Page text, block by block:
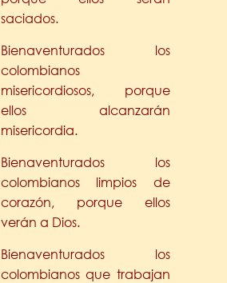
saciados.
Bienaventurados los
colombianos
misericordiosos, porque
ellos alcanzarán
misericordia.
Bienaventurados los
colombianos limpios de
corazón, porque ellos
verán a Dios.
Bienaventurados los
colombianos que trabajan